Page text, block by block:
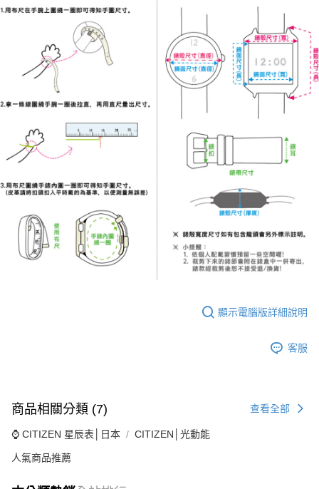
顯示電腦版詳細說明
客服
商品相關分類 (7) 查看全部
⌚ CITIZEN 星辰表│日本 CITIZEN│光動能
人氣商品推薦